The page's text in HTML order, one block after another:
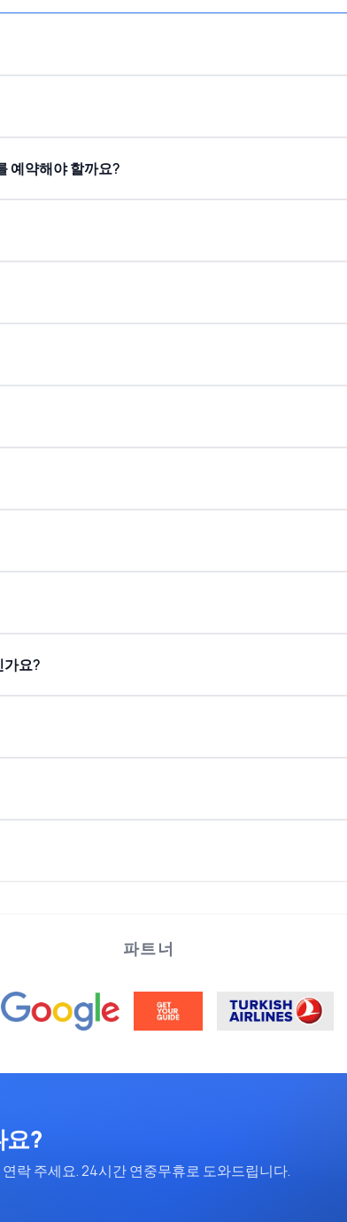
예약해야 할까요?
가요?
파트너
요?
락 주세요. 24시간 연중무휴로 도와드립니다.